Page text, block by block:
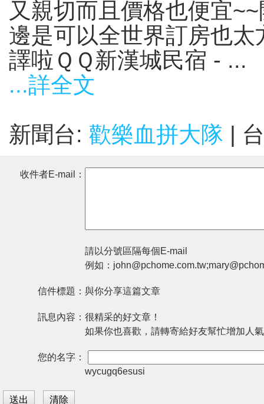
又親切而且價格也便宜
邊是可以全世界訂房也
譯啦ＱＱ新漢城民宿 - ...
...詳全文
新聞台: 歡樂血拼大隊 |
收件者E-mail：
請以分號區隔每個E-mail
例如：
信件標題： 與你分享這篇文章
訊息內容： 很精采的好文章！
如果你也喜歡，請轉寄給好友幫忙增加人
您的名字：
wycugq6esusi